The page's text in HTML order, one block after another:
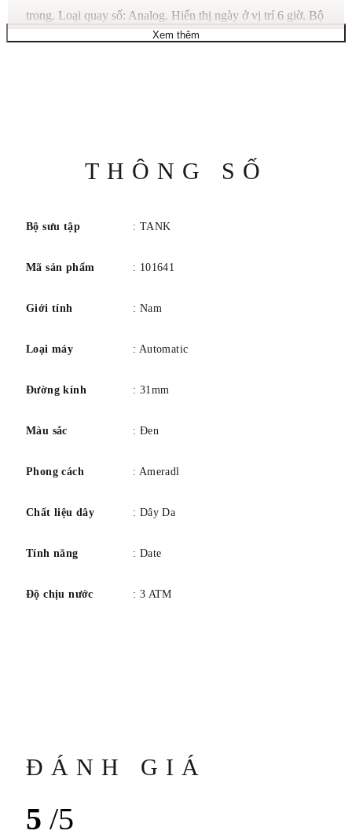
trong. Loại quay số: Analog. Hiển thị ngày ở vị trí 6 giờ. Bộ
chuyển động tự động Cartier Calibre 1847 MC, chứa 23
vỏ: 31 mm x 41 mm, độ dày vỏ: 8,4 mm. Tang kẹp. Chống
nước ở độ sâu 30 mét / 100 feet.
Xem thêm
THÔNG SỐ
Bộ sưu tập : TANK
Mã sản phẩm : 101641
Giới tính : Nam
Loại máy : Automatic
Đường kính : 31mm
Màu sắc : Đen
Phong cách : Ameradl
Chất liệu dây : Dây Da
Tính năng : Date
Độ chịu nước : 3 ATM
ĐÁNH GIÁ
5 /5